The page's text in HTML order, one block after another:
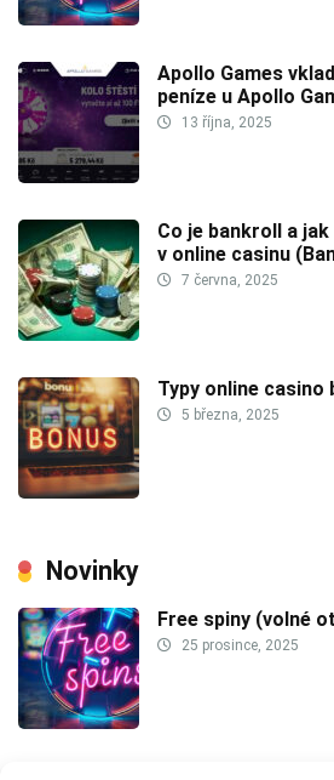
Apollo Games
peníze u Apollo
13 října, 2025
Co je bankroll a
v online casinu
7 června, 2025
Typy online casino
5 března, 2025
Novinky
Free spiny (volné
25 prosince, 2025